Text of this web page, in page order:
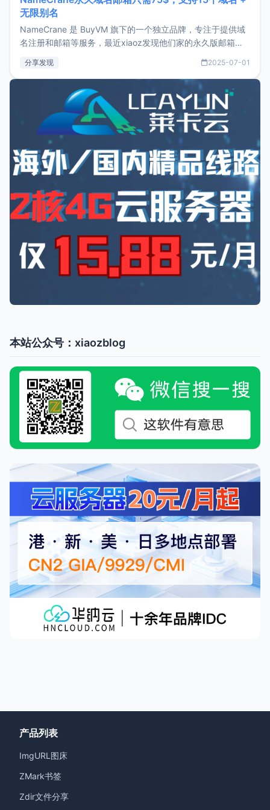
无限别名
NameCrane 是 BuyVM 旗下的一个独立品牌，专注于提供域
名注册和邮箱等服务，最近xiaoz发现他们家的永久版邮箱服
又实惠的域名邮箱，不妨尝试一下 NameCrane。注册
NameCraneNameCrane不支持直接注册，必须要购买
分享发现 2025-07-01
本站公众号：xiaozblog
产品列表
ImgURL图床
ZMark书签
Zdir文件分享